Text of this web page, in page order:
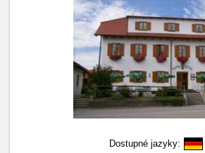
Dostupné jazyky: